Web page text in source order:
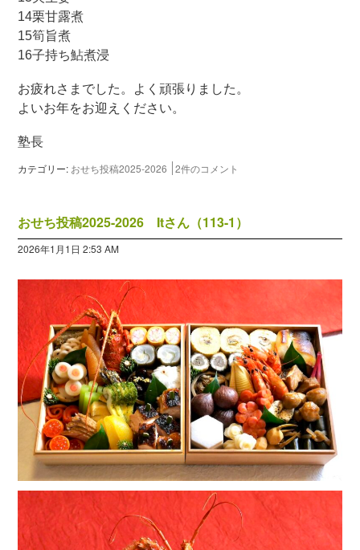
14栗甘露煮
15筍旨煮
16子持ち鮎煮浸
お疲れさまでした。よく頑張りました。
よいお年をお迎えください。
塾長
カテゴリー: おせち投稿2025-2026 2件のコメント
おせち投稿2025-2026 Itさん（113-1）
2026年1月1日 2:53 AM